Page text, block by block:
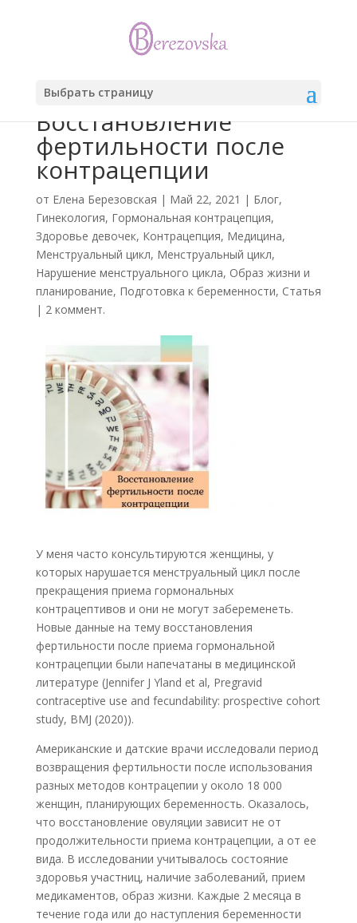
Выбрать страницу
Восстановление
фертильности после
контрацепции
от Елена Березовская | Май 22, 2021 | Блог,
Гинекология, Гормональная контрацепция,
Здоровье девочек, Контрацепция, Медицина,
Менструальный цикл, Менструальный цикл,
Нарушение менструального цикла, Образ жизни и
планирование, Подготовка к беременности, Статья
| 2 коммент.
У меня часто консультируются женщины, у
которых нарушается менструальный цикл после
прекращения приема гормональных
контрацептивов и они не могут забеременеть.
Новые данные на тему восстановления
фертильности после приема гормональной
контрацепции были напечатаны в медицинской
литературе (Jennifer J Yland et al, Pregravid
contraceptive use and fecundability: prospective cohort
study, BMJ (2020)).
Американские и датские врачи исследовали период
возвращения фертильности после использования
разных методов контрацепии у около 18 000
женщин, планирующих беременность. Оказалось,
что восстановление овуляции зависит не от
продолжительности приема контрацепции, а от ее
вида. В исследовании учитывалось состояние
здоровья участниц, наличие заболеваний, прием
медикаментов, образ жизни. Каждые 2 месяца в
течение года или до наступления беременности